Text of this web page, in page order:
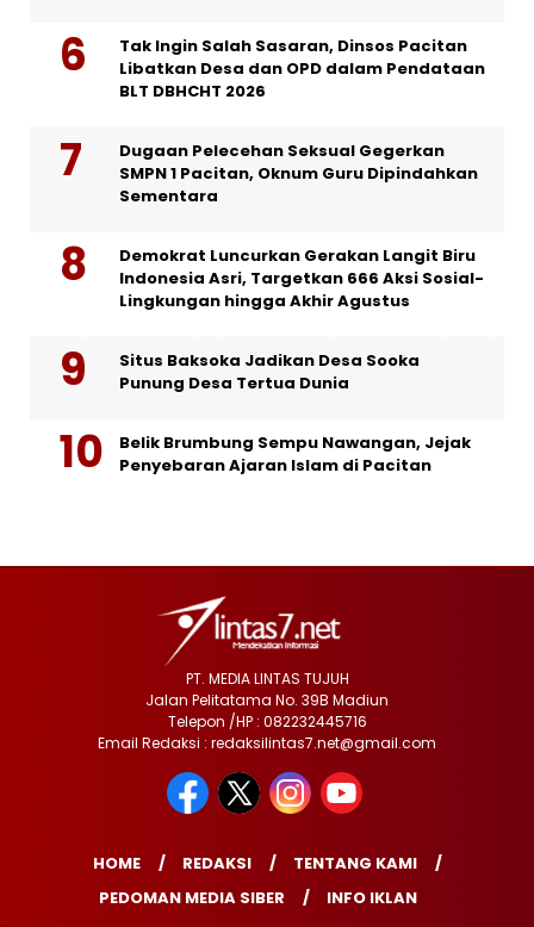
Tak Ingin Salah Sasaran, Dinsos Pacitan
Libatkan Desa dan OPD dalam Pendataan
BLT DBHCHT 2026
Dugaan Pelecehan Seksual Gegerkan
SMPN 1 Pacitan, Oknum Guru Dipindahkan
Sementara
Demokrat Luncurkan Gerakan Langit Biru
Indonesia Asri, Targetkan 666 Aksi Sosial-
Lingkungan hingga Akhir Agustus
Situs Baksoka Jadikan Desa Sooka
Punung Desa Tertua Dunia
Belik Brumbung Sempu Nawangan, Jejak
Penyebaran Ajaran Islam di Pacitan
PT. MEDIA LINTAS TUJUH
Jalan Pelitatama No. 39B Madiun
Telepon /HP : 082232445716
Email Redaksi : redaksilintas7.net@gmail.com
HOME REDAKSI
TENTANG KAMI
PEDOMAN MEDIA SIBER
INFO IKLAN